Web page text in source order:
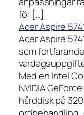
för […]
Acer Aspire
Acer Aspire
som
Med en Intel
NVIDIA
hårddisk på